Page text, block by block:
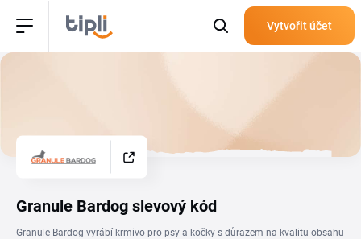
Vytvořit účet
Granule Bardog slevový kód
Granule Bardog vyrábí krmivo pro psy a kočky s důrazem na kvalitu obsahu